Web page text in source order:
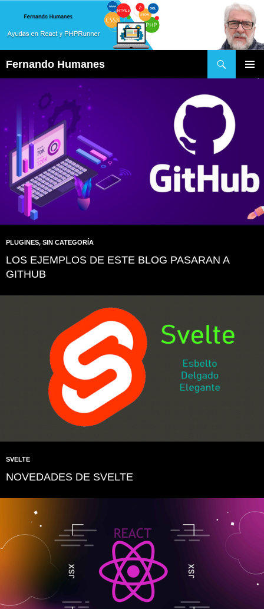
Fernando Humanes
CONTENIDO
PLUGINES, SIN CATEGORÍA
LOS EJEMPLOS DE ESTE BLOG PASARAN A
GITHUB
SVELTE
NOVEDADES DE SVELTE